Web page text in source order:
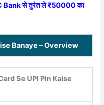
Bank से तुरंत ले ₹50000 का
Banaye – Overview
Se UPI Pin Kaise